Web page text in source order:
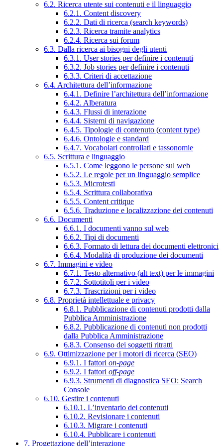
6.2. Ricerca utente sui contenuti e il linguaggio
6.2.1. Content discovery
6.2.2. Dati di ricerca (search keywords)
6.2.3. Ricerca tramite analytics
6.2.4. Ricerca sui forum
6.3. Dalla ricerca ai bisogni degli utenti
6.3.1. User stories per definire i contenuti
6.3.2. Job stories per definire i contenuti
6.3.3. Criteri di accettazione
6.4. Architettura dell’informazione
6.4.1. Definire l’architettura dell’informazione
6.4.2. Alberatura
6.4.3. Flussi di interazione
6.4.4. Sistemi di navigazione
6.4.5. Tipologie di contenuto (content type)
6.4.6. Ontologie e standard
6.4.7. Vocabolari controllati e tassonomie
6.5. Scrittura e linguaggio
6.5.1. Come leggono le persone sul web
6.5.2. Le regole per un linguaggio semplice
6.5.3. Microtesti
6.5.4. Scrittura collaborativa
6.5.5. Content critique
6.5.6. Traduzione e localizzazione dei contenuti
6.6. Documenti
6.6.1. I documenti vanno sul web
6.6.2. Tipi di documenti
6.6.3. Formato di lettura dei documenti elettronici
6.6.4. Modalità di produzione dei documenti
6.7. Immagini e video
6.7.1. Testo alternativo (alt text) per le immagini
6.7.2. Sottotitoli per i video
6.7.3. Trascrizioni per i video
6.8. Proprietà intellettuale e privacy
6.8.1. Pubblicazione di contenuti prodotti dalla
Pubblica Amministrazione
6.8.2. Pubblicazione di contenuti non prodotti
dalla Pubblica Amministrazione
6.8.3. Consenso dei soggetti ritratti
6.9. Ottimizzazione per i motori di ricerca (SEO)
6.9.1. I fattori on-page
6.9.2. I fattori off-page
6.9.3. Strumenti di diagnostica SEO: Search
Console
6.10. Gestire i contenuti
6.10.1. L’inventario dei contenuti
6.10.2. Revisionare i contenuti
6.10.3. Migrare i contenuti
6.10.4. Pubblicare i contenuti
7. Progettazione dell’interazione